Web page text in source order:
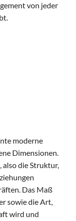
von jeder
moderne
Dimensionen.
also die Struktur,
Das Maß
sowie die Art,
wird und